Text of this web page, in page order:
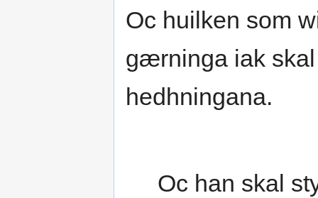
Oc huilken som
gærninga iak
hedhningana.
Oc han skal